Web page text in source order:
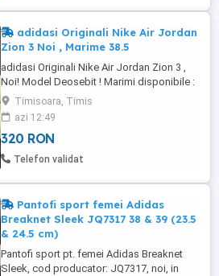
adidasi Originali Nike Air Jordan
Zion 3 Noi , Marime 38.5
adidasi Originali Nike Air Jordan Zion 3 ,
Noi! Model Deosebit ! Marimi disponibile :
38.5 Cod Produs Nike DV3869 110 Adidasi
vin fara Cutia originala Nu fac Schimburi,
Pozele Sunt Reale !! Predare personala in
Timisoara. Vizitati si celelalte anunturi,
Colectii Rare, Editii Limitate, Modele
Timisoara, Timis
azi 12:49
320 RON
Telefon validat
Pantofi sport femei Adidas
Breaknet Sleek JQ7317 38 & 39 (23.5
& 24.5 cm)
Pantofi sport pt. femei Adidas Breaknet
Sleek, cod producator: JQ7317, noi, in